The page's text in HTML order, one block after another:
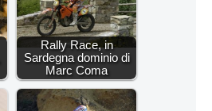
Rally Race, in
Sardegna dominio di
Marc Coma